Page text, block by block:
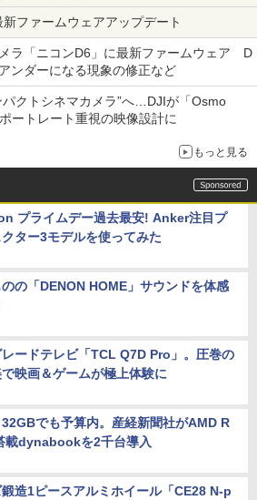
新ファームウェアアップデート
ラ「ニコンD6」に最新ファームウェア D
ンダーになる現象の修正など
パクトシネマカメラ”へ…DJIが「Osmo
ートレート重視の映像設計に
もっと見る
プライムデー過去最安! Anker注目プ
クター3モデルを使ってみた
の「DENON HOME」サウンドを体感
ードテレビ「TCL Q7D Pro」。圧巻の
映画＆ゲームが極上体験に
でも予算内。産経新聞社がAMD R
載dynabookを2千台導入
鍛造1ピースアルミホイール「CE28 N-p